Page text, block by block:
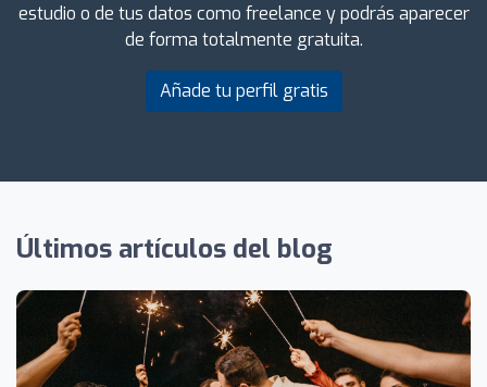
estudio o de tus datos como freelance y podrás aparecer
de forma totalmente gratuita.
Añade tu perfil gratis
Últimos artículos del blog